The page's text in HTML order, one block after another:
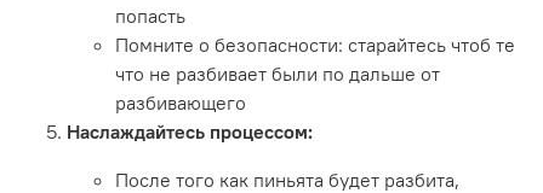
попасть
Помните о безопасности: старайтесь чтоб те
что не разбивает были по дальше от
разбивающего
Наслаждайтесь процессом:
После того как пиньята будет разбита,